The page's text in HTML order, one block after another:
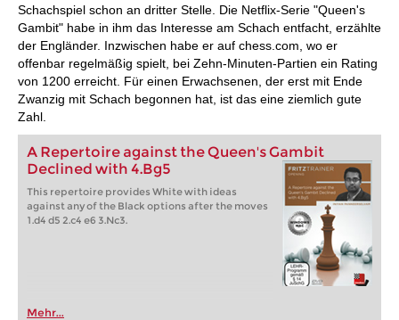
Schachspiel schon an dritter Stelle. Die Netflix-Serie "Queen's
Gambit" habe in ihm das Interesse am Schach entfacht, erzählte
der Engländer. Inzwischen habe er auf chess.com, wo er
offenbar regelmäßig spielt, bei Zehn-Minuten-Partien ein Rating
von 1200 erreicht. Für einen Erwachsenen, der erst mit Ende
Zwanzig mit Schach begonnen hat, ist das eine ziemlich gute
Zahl.
A Repertoire against the Queen's Gambit
Declined with 4.Bg5
This repertoire provides White with ideas
against any of the Black options after the moves
1.d4 d5 2.c4 e6 3.Nc3.
Mehr...